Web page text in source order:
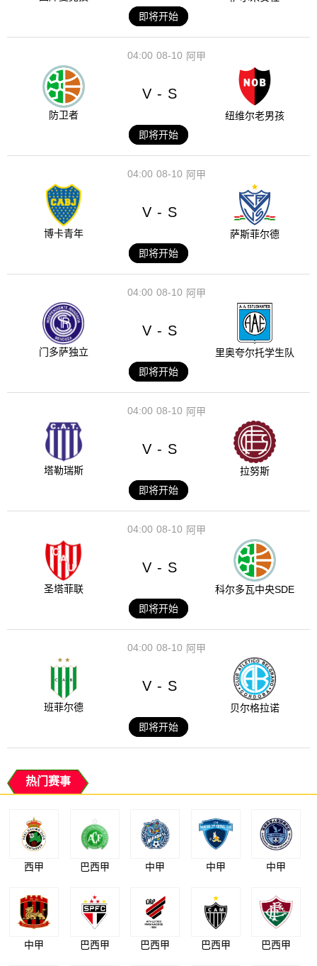
即将开始
08-10
04:00 阿甲
防卫者
V - S
纽维尔老男孩
即将开始
08-10
04:00 阿甲
博卡青年
V - S
萨斯菲尔德
即将开始
08-10
04:00 阿甲
门多萨独立
V - S
里奥夸尔托学生队
即将开始
08-10
04:00 阿甲
塔勒瑞斯
V - S
拉努斯
即将开始
08-10
04:00 阿甲
圣塔菲联
V - S
科尔多瓦中央SDE
即将开始
08-10
04:00 阿甲
班菲尔德
V - S
贝尔格拉诺
即将开始
热门赛事
西甲 巴西甲 中甲 中甲 中甲
中甲 巴西甲 巴西甲 巴西甲 巴西甲